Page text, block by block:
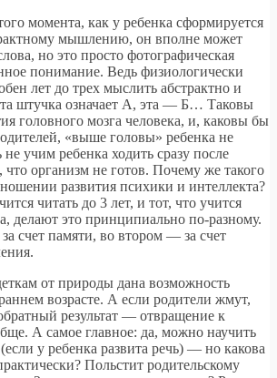
момента, как у ребенка сформируется
мышлению, он вполне может
но это просто фотографическая
понимание. Ведь физиологически
лет до трех мыслить абстрактно и
штучка означает А, эта — Б… Таковы
головного мозга человека, и, каковы бы
«выше головы» ребенка не
учим ребенка ходить сразу после
организм не готов. Почему же такого
развития психики и интеллекта?
читать до 3 лет, и тот, что учится
делают это принципиально по-разному.
счет памяти, во втором — за счет
от природы дана возможность
возрасте. А если родители жмут,
результат — отвращение к
А самое главное: да, можно научить
у ребенка развита речь) — но какова
Польстит родительскому